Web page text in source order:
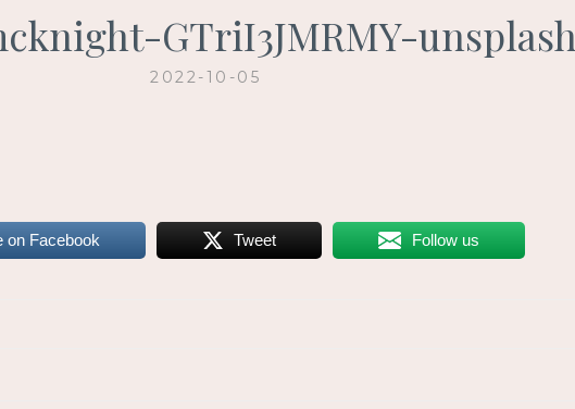
GTriI3JMRMY-unsplash
2022-10-05
on Facebook Tweet Follow us